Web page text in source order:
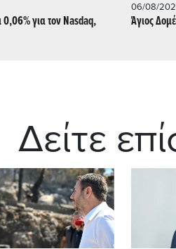
για τον Nasdaq,
06/08/
Άγιος
Δείτε